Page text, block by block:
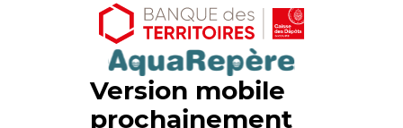
Version mobile
prochainement